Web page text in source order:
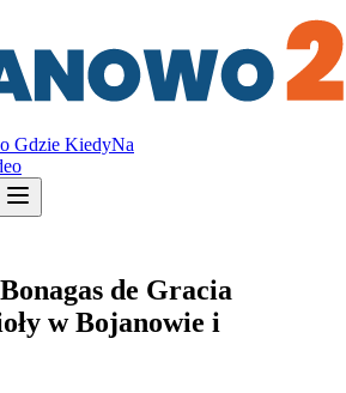
Gdzie KiedyNa
de Gracia
w Bojanowie i